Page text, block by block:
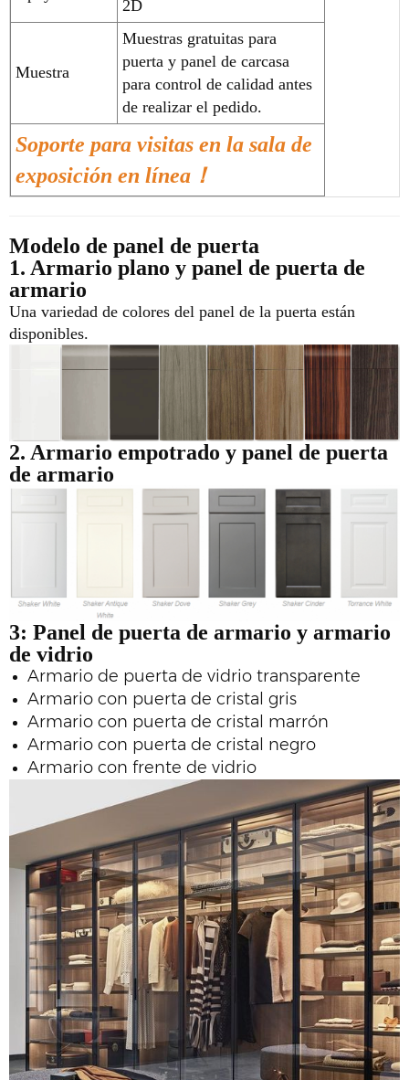
2D
Muestra
Muestras gratuitas para
puerta y panel de carcasa
para control de calidad antes
de realizar el pedido.
Soporte para visitas en la sala de
exposición en línea！
Modelo de panel de puerta
1. Armario plano y panel de puerta de
armario
Una variedad de colores del panel de la puerta están
disponibles.
2. Armario empotrado y panel de puerta
de armario
3: Panel de puerta de armario y armario
de vidrio
Armario de puerta de vidrio transparente
Armario con puerta de cristal gris
Armario con puerta de cristal marrón
Armario con puerta de cristal negro
Armario con frente de vidrio